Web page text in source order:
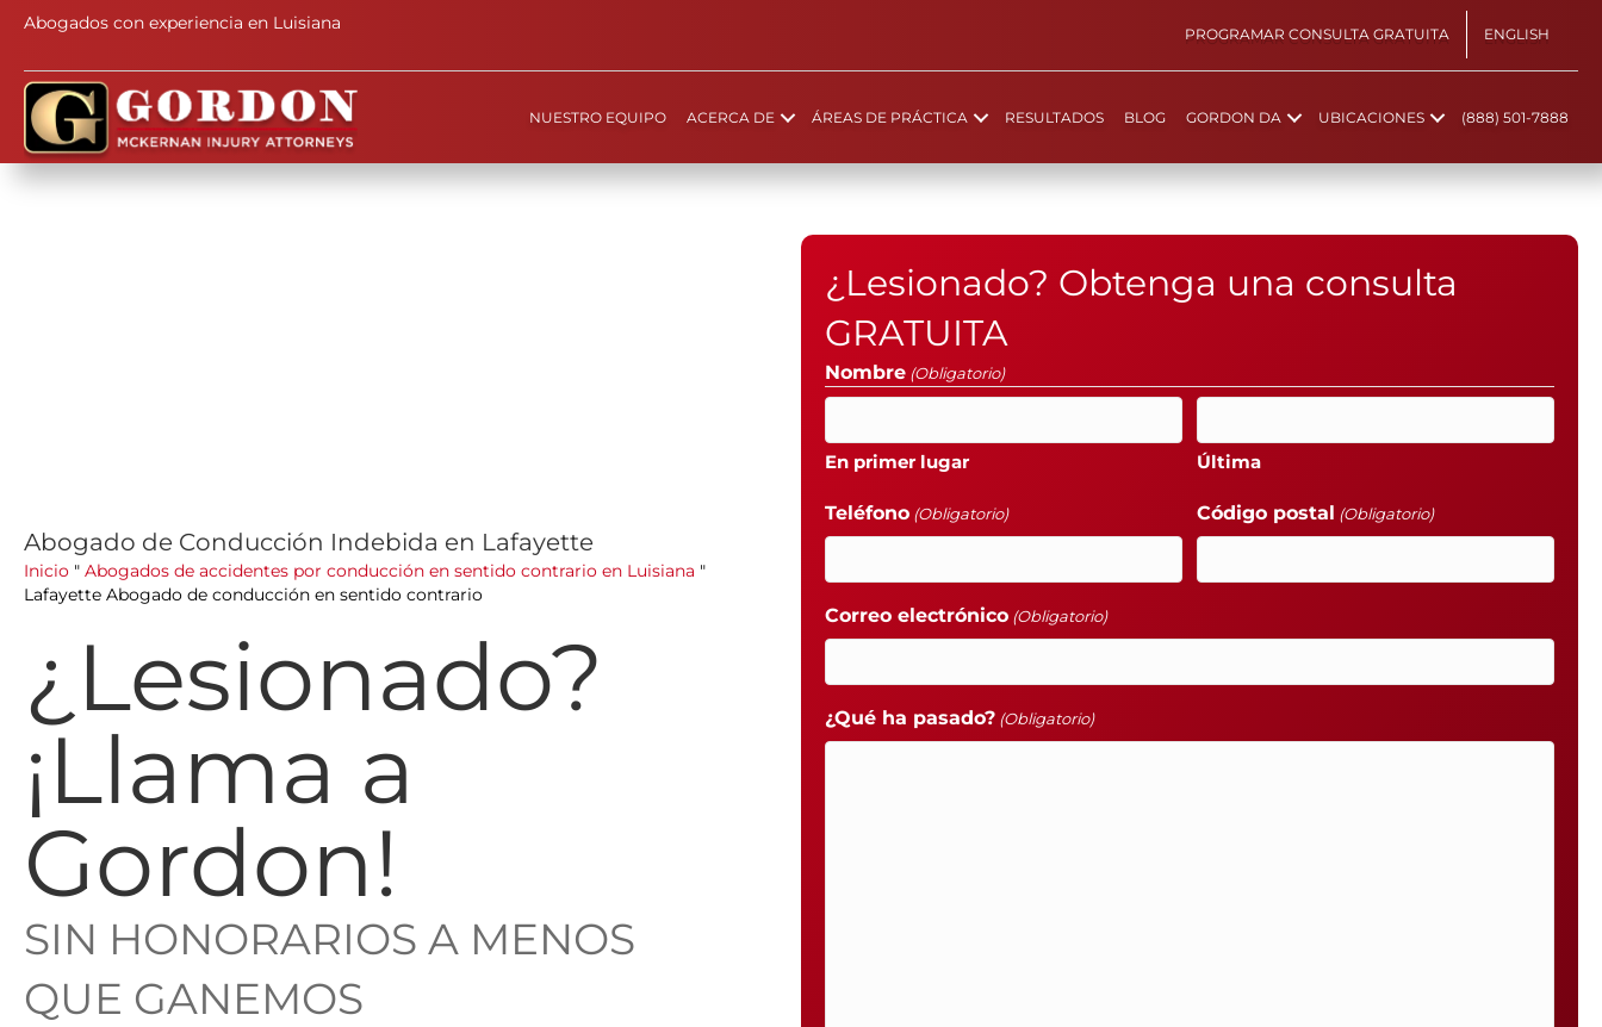
Abogados con experiencia en Luisiana
PROGRAMAR CONSULTA GRATUITA ENGLISH
NUESTRO EQUIPO ACERCA DE ÁREAS DE PRÁCTICA RESULTADOS BLOG GORDON DA UBICACIONES (888) 501-7888
Abogado de Conducción Indebida en Lafayette
Inicio " Abogados de accidentes por conducción en sentido contrario en Luisiana "
Lafayette Abogado de conducción en sentido contrario
¿Lesionado?
¡Llama a
Gordon!
SIN HONORARIOS A MENOS
QUE GANEMOS
¿Lesionado? Obtenga una consulta
GRATUITA
Nombre (Obligatorio)
En primer lugar Última
Teléfono (Obligatorio) Código postal (Obligatorio)
Correo electrónico (Obligatorio)
¿Qué ha pasado? (Obligatorio)